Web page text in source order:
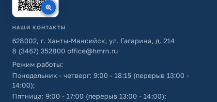
НАШИ КОНТАКТЫ
628002, г. Ханты-Мансийск, ул. Гагарина, д. 214
8 (3467) 352800 office@hmrn.ru
Режим работы:
Понедельник - четверг: 9:00 - 18:15 (перерыв 13:00 -
14:00);
Пятница: 9:00 - 17:00 (перерыв 13:00 - 14:00);